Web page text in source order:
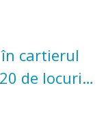
cartierul
de locuri